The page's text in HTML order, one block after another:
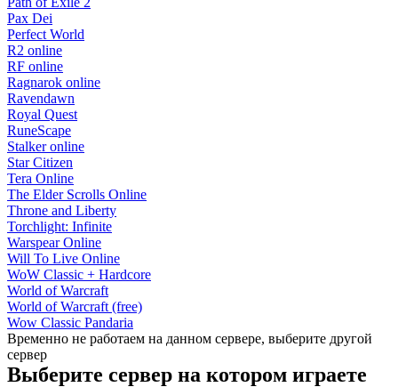
Pax Dei
Perfect World
R2 online
RF online
Ragnarok online
Ravendawn
Royal Quest
RuneScape
Stalker online
Star Citizen
Tera Online
The Elder Scrolls Online
Throne and Liberty
Torchlight: Infinite
Warspear Online
Will To Live Online
WoW Classic + Hardcore
World of Warcraft
World of Warcraft (free)
Wow Classic Pandaria
Временно не работаем на данном сервере, выберите другой
сервер
Выберите сервер на котором играете